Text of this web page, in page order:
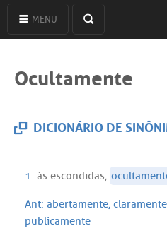
MENU
Ocultamente
DICIONÁRIO DE
1. às escondidas,
Ant: abertamente, claramente
publicamente